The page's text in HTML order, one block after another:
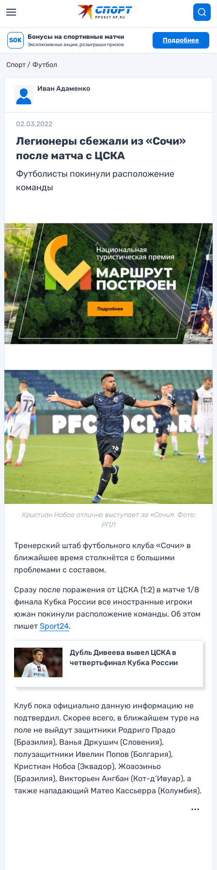
50K Бонусы на спортивные матчи
Эксклюзивные акции, розыгрыши призов
Подробнее
Спорт Футбол
Иван Адаменко
02.03.2022
Легионеры сбежали из «Сочи»
после матча с ЦСКА
Футболисты покинули расположение
команды
Кристиан Нобоа отлично выступает за «Сочи». Фото:
РПЛ
Тренерский штаб футбольного клуба «Сочи» в
ближайшее время столкнётся с большими
проблемами с составом.
Сразу после поражения от ЦСКА (1:2) в матче 1/8
финала Кубка России все иностранные игроки
южан покинули расположение команды. Об этом
пишет Sport24.
Дубль Дивеева вывел ЦСКА в
четвертьфинал Кубка России
Клуб пока официально данную информацию не
подтвердил. Скорее всего, в ближайшем туре на
поле не выйдут защитники Родриго Прадо
(Бразилия), Ванья Дркушич (Словения),
полузащитники Ивелин Попов (Болгария),
Кристиан Нобоа (Эквадор), Жоаозиньо
(Бразилия), Викторьен Ангбан (Кот-д’Ивуар), а
также нападающий Матео Кассьерра (Колумбия).